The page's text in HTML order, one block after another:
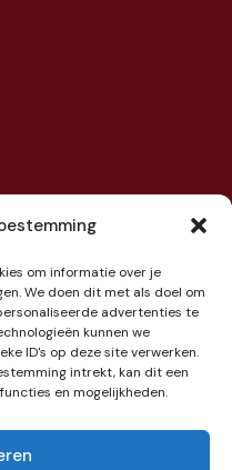
om informatie over je
We doen dit met als doel om
advertenties te
kunnen we
ID's op deze site verwerken.
intrekt, kan dit een
en mogelijkheden.